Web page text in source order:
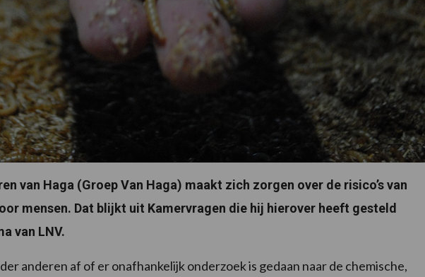
van Haga (Groep Van Haga) maakt zich zorgen over de risico’s van
mensen. Dat blijkt uit Kamervragen die hij hierover heeft gesteld
van LNV.
anderen af of er onafhankelijk onderzoek is gedaan naar de chemische,